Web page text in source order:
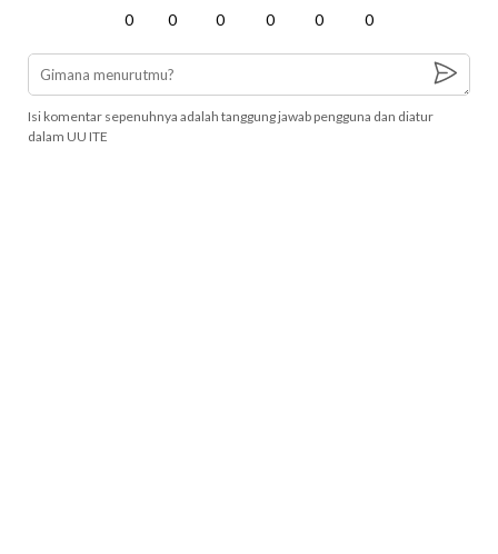
0 0 0 0 0 0
Isi komentar sepenuhnya adalah tanggung jawab pengguna dan diatur
dalam UU ITE